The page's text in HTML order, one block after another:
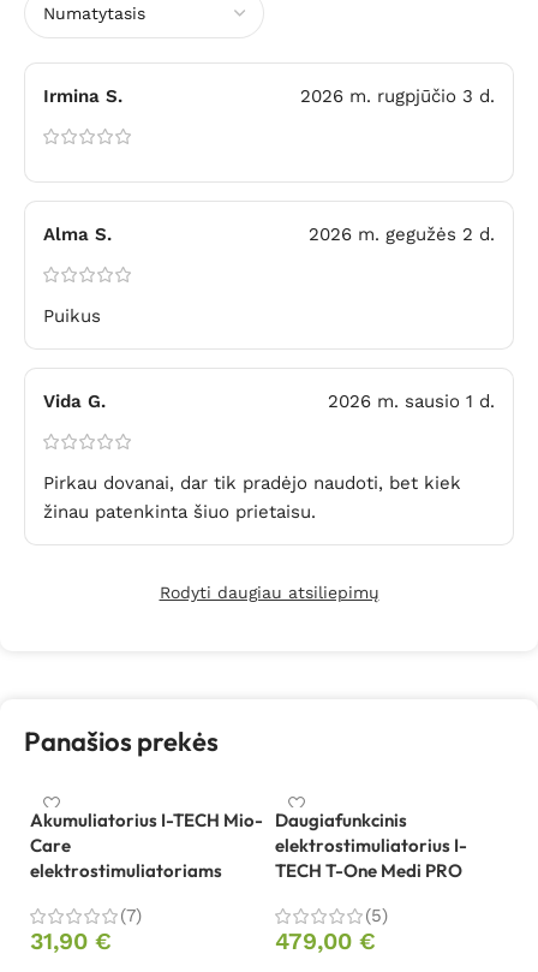
Irmina S. 2026 m. rugpjūčio 3 d.
Alma S. 2026 m. gegužės 2 d.
Puikus
Vida G. 2026 m. sausio 1 d.
Pirkau dovanai, dar tik pradėjo naudoti, bet kiek
žinau patenkinta šiuo prietaisu.
Rodyti daugiau atsiliepimų
Panašios prekės
Akumuliatorius I-TECH Mio-
Care
elektrostimuliatoriams
(7)
31,90 €
Daugiafunkcinis
elektrostimuliatorius I-
TECH T-One Medi PRO
(5)
479,00 €